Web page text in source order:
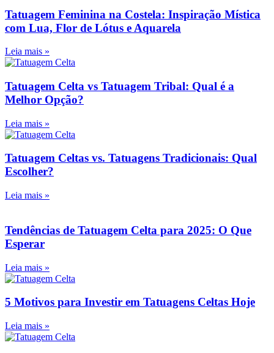
Tatuagem Feminina na Costela: Inspiração Mística
com Lua, Flor de Lótus e Aquarela
Leia mais »
Tatuagem Celta vs Tatuagem Tribal: Qual é a
Melhor Opção?
Leia mais »
Tatuagem Celtas vs. Tatuagens Tradicionais: Qual
Escolher?
Leia mais »
Tendências de Tatuagem Celta para 2025: O Que
Esperar
Leia mais »
5 Motivos para Investir em Tatuagens Celtas Hoje
Leia mais »